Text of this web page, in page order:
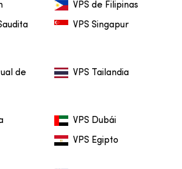
VPS de Filipinas
VPS Singapur
de
VPS Tailandia
VPS Dubái
VPS Egipto